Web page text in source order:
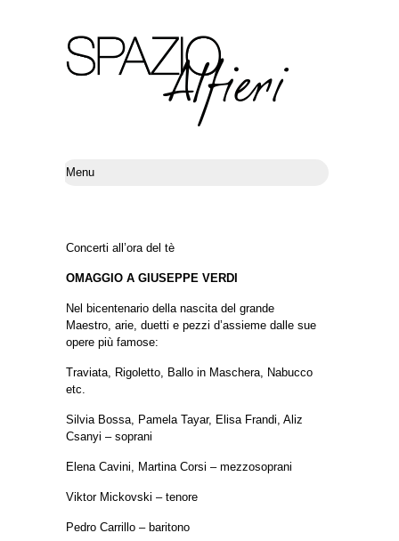
Concerti all’ora del tè
OMAGGIO A GIUSEPPE VERDI
Nel bicentenario della nascita del grande
Maestro, arie, duetti e pezzi d’assieme dalle sue
opere più famose:
Traviata, Rigoletto, Ballo in Maschera, Nabucco
etc.
Silvia Bossa, Pamela Tayar, Elisa Frandi, Aliz
Csanyi – soprani
Elena Cavini, Martina Corsi – mezzosoprani
Viktor Mickovski – tenore
Pedro Carrillo – baritono